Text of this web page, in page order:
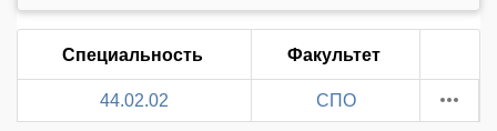
Специальность Факультет
44.02.02 СПО